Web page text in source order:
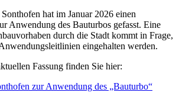
hat im Januar 2026 einen
Anwendung des Bauturbos gefasst. Eine
durch die Stadt kommt in Frage,
eingehalten werden.
Fassung finden Sie hier:
zur Anwendung des „Bauturbo“